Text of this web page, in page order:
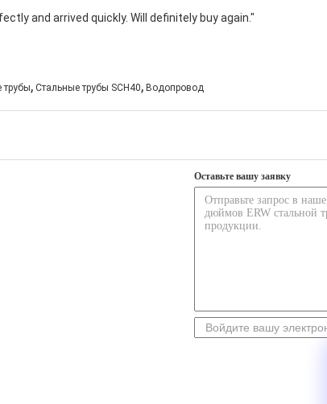
and arrived quickly. Will definitely buy again."
трубы, Стальные трубы SCH40, Водопровод
Оставьте вашу заявку